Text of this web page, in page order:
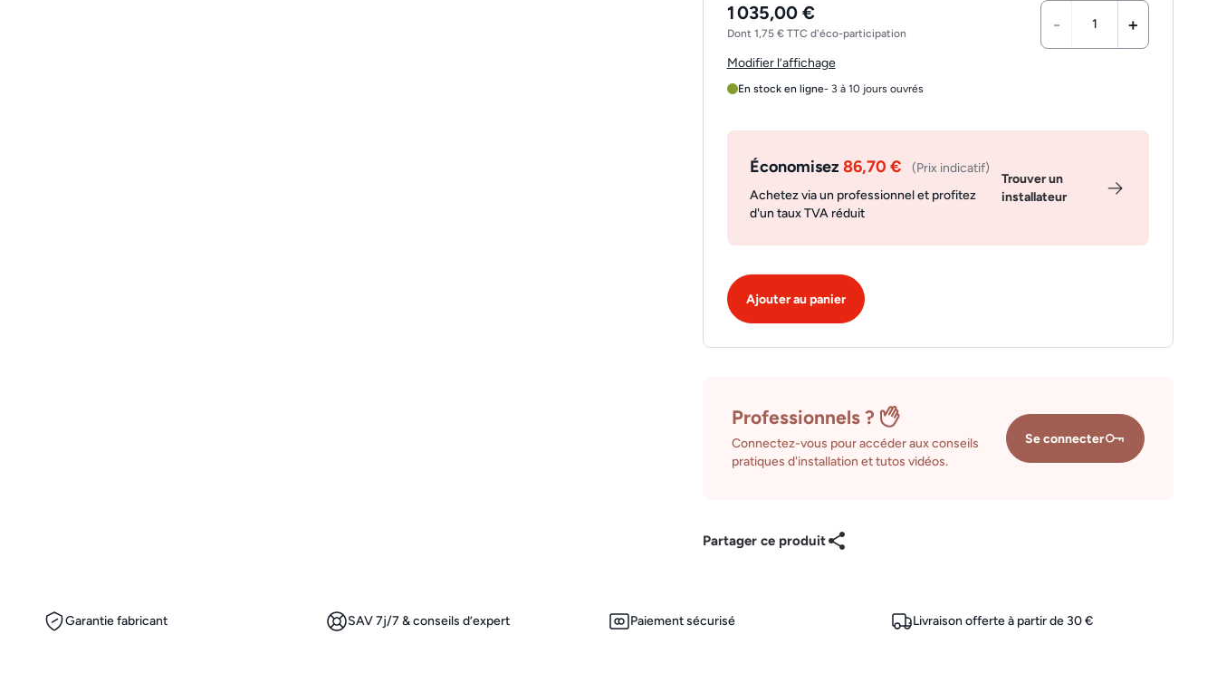
1 035,00 €
Dont 1,75 € TTC d'éco-participation - +
Modifier l’affichage
En stock en ligne- 3 à 10 jours ouvrés
Économisez86,70 €
(Prix indicatif)
Achetez via un professionnel et profitez
d'un taux TVA réduit
Trouver un
installateur
Ajouter au panier
Professionnels ?
Connectez-vous pour accéder aux conseils
pratiques d'installation et tutos vidéos.
Se connecter
Partager ce produit
Garantie fabricant SAV 7j/7 & conseils d’expert Paiement sécurisé Livraison offerte à partir de 30 €